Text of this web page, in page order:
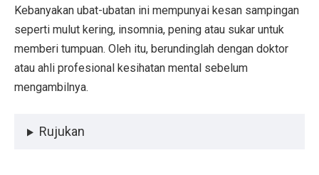
Kebanyakan ubat-ubatan ini mempunyai kesan sampingan
seperti mulut kering, insomnia, pening atau sukar untuk
memberi tumpuan. Oleh itu, berundinglah dengan doktor
atau ahli profesional kesihatan mental sebelum
mengambilnya.
Rujukan